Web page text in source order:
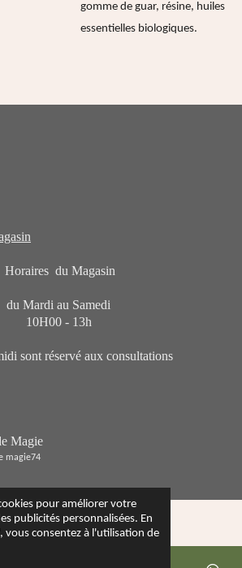
pour améliorer votre
publicités personnalisées. En
vous consentez à l'utilisation de
gomme de guar, résine, huiles
essentielles biologiques.
Horaires du Magasin
du Mardi au Samedi
10H00 - 13h
sont réservé aux consultations
Magie
magie74